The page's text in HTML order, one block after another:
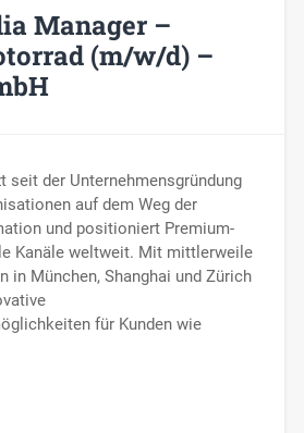
Manager –
(m/w/d) –
seit der Unternehmensgründung
auf dem Weg der
und positioniert Premium-
Kanäle weltweit. Mit mittlerweile
in München, Shanghai und Zürich
für Kunden wie